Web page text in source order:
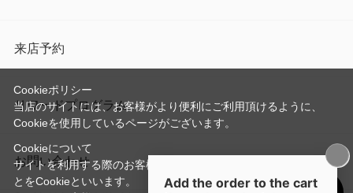
来店予約
リワードプログラム
お問い合わせ
Cookieポリシー
当店のサイトには、お客様がより便利にご利用頂けるように、
Cookieを使用しているページがございます。
Cookieについて
サイトを利用する際のお客様情報をPC上で記録管理する技術のこ
とをCookieといいます。